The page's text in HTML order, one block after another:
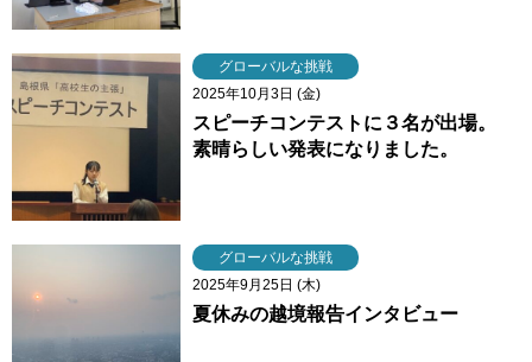
グローバルな挑戦
2025年10月3日 (金)
スピーチコンテストに３名が出場。
素晴らしい発表になりました。
グローバルな挑戦
2025年9月25日 (木)
夏休みの越境報告インタビュー